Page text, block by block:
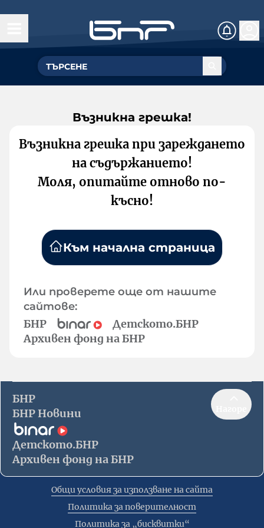
Възникна грешка!
Възникна грешка при зареждането
на съдържанието!
Моля, опитайте отново по-
късно!
Към начална страница
Или проверете още от нашите
сайтове:
БНР
Детското.БНР
Архивен фонд на БНР
БНР
БНР Новини
Детското.БНР
Архивен фонд на БНР
Общи условия за използване на сайта
Политика за поверителност
Политика за „бисквитки“